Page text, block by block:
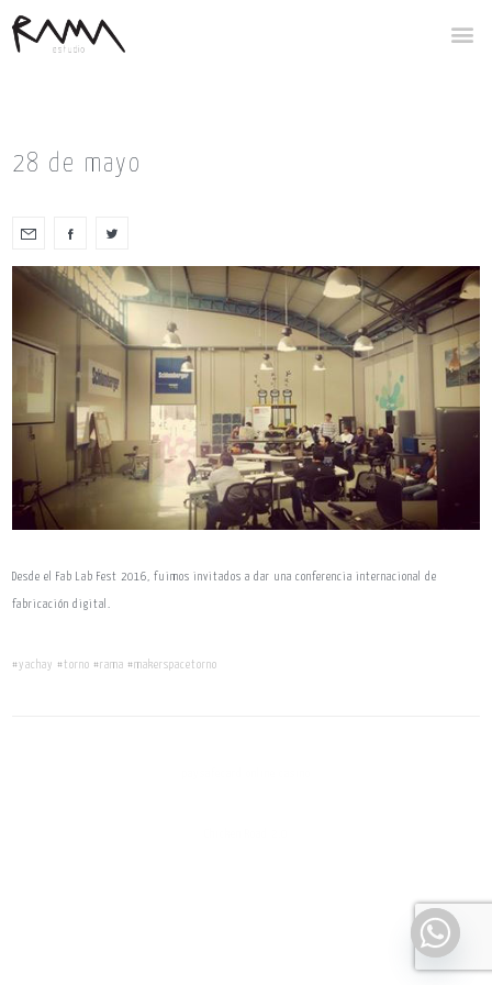
28 de mayo
Desde el Fab Lab Fest 2016, fuimos invitados a dar una conferencia internacional de
fabricación digital.
#yachay #torno #rama #makerspacetorno